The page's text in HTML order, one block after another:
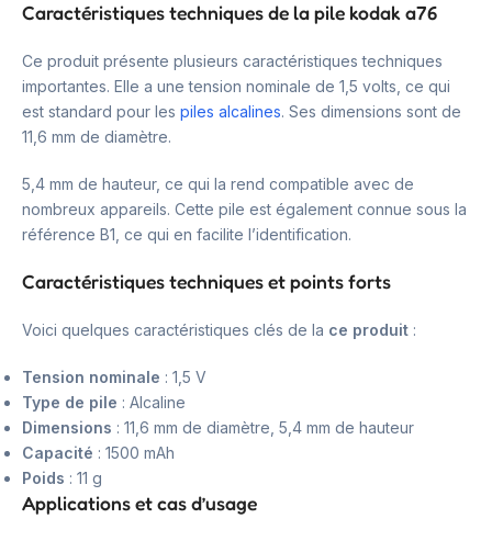
Caractéristiques techniques de la pile kodak a76
Ce produit présente plusieurs caractéristiques techniques
importantes. Elle a une tension nominale de 1,5 volts, ce qui
est standard pour les piles alcalines. Ses dimensions sont de
11,6 mm de diamètre.
5,4 mm de hauteur, ce qui la rend compatible avec de
nombreux appareils. Cette pile est également connue sous la
référence B1, ce qui en facilite l’identification.
Caractéristiques techniques et points forts
Voici quelques caractéristiques clés de la ce produit :
Tension nominale : 1,5 V
Type de pile : Alcaline
Dimensions : 11,6 mm de diamètre, 5,4 mm de hauteur
Capacité : 1500 mAh
Poids : 11 g
Applications et cas d’usage